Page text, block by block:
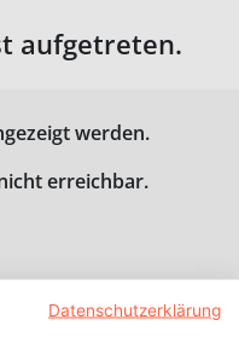
aufgetreten.
werden.
erreichbar.
Datenschutzerklärung